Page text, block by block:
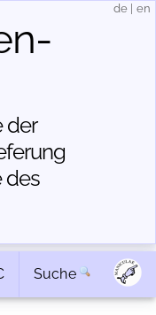
der
des
de en
Suche